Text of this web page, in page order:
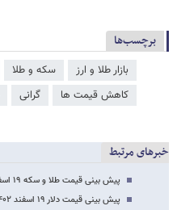
برچسب‌ها
بازار طلا و ارز سکه و طلا
کاهش قیمت ها
گرانی
خبرهای مرتبط
پیش‌ بینی قیمت طلا و سکه ۱۹ اسفند ۱۴۰۲ / رشد قیمت در بازار طلا ادامه دارد؟
پیش بینی قیمت دلار ۱۹ اسفند ۱۴۰۲ / دلار به کریدور ۵۰ هزار تومانی برمی‌گردد؟